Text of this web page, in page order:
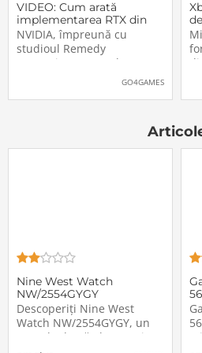
VIDEO: Cum arată
implementarea RTX din
Alan Wake II
NVIDIA, împreună cu
studioul Remedy
Entertainment, au lansat
un nou clip video dedicat
(Ray Tracing și DLSS) din
secvențele de mai jos,
GO4GAMES
Nine West Watch
NW/2554GYGY
Descoperiți Nine West
Watch NW/2554GYGY, un
ceas de damă elegant și